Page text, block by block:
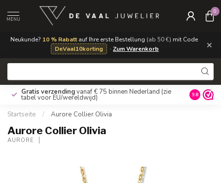
Neukunde? 10 % Rabattauf Ihre erste Bestellung (ab 50 €) mit Code
DeVaal10korting
· Zum Warenkorb ×
MENU
0
Gratis verzendingvanaf € 75 binnen Nederland (zie
tabel voor EU/wereldwijd) 9.8
Startseite / Aurore Collier Olivia
Aurore Collier Olivia
AURORE